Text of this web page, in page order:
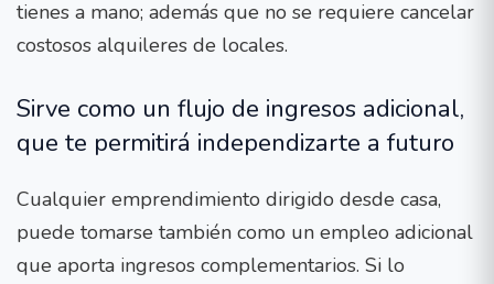
tienes a mano; además que no se requiere cancelar
costosos alquileres de locales.
Sirve como un flujo de ingresos adicional,
que te permitirá independizarte a futuro
Cualquier emprendimiento dirigido desde casa,
puede tomarse también como un empleo adicional
que aporta ingresos complementarios. Si lo